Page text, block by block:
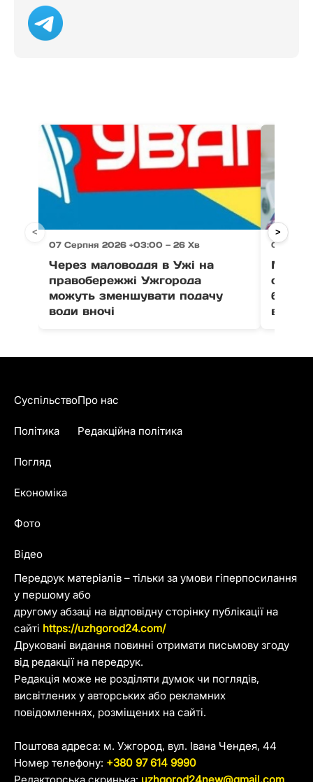
07 Серпня 2026 +03:00 — 26 Хв
Через маловоддя в Ужі на
правобережжі Ужгорода
можуть зменшувати подачу
води вночі
07
МОМ
від
< >
Передрук матеріалів – тільки за умови гіперпосилання
у першому або
другому абзаці на відповідну сторінку публікації на
сайті https://uzhgorod24.com/
Друковані видання повинні отримати письмову згоду
від редакції на передрук.
Редакція може не розділяти думок чи поглядів,
висвітлених у авторських або рекламних
повідомленнях, розміщених на сайті.
Поштова адреса: м. Ужгород, вул. Івана Чендея, 44
Номер телефону: +380 97 614 9990
Суспільство
Політика
Погляд
Економіка
Фото
Відео
Про нас
Редакційна політика